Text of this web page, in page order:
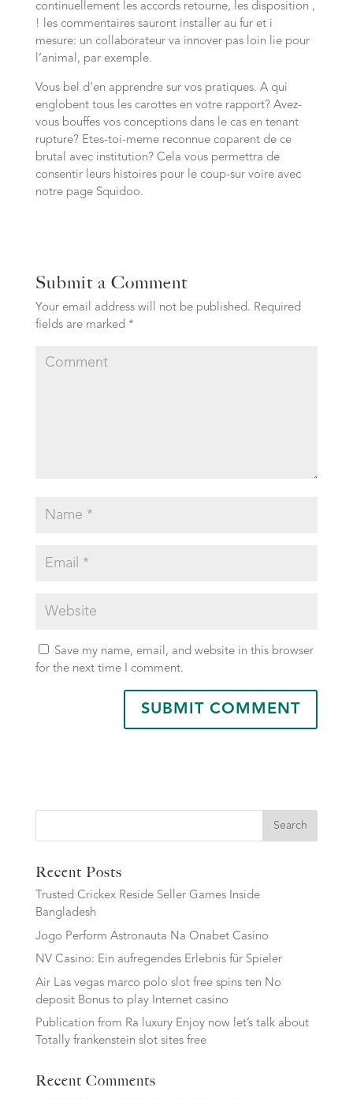
continuellement les accords retourne, les disposition ,
! les commentaires sauront installer au fur et i
mesure: un collaborateur va innover pas loin lie pour
l’animal, par exemple.
Vous bel d’en apprendre sur vos pratiques. A qui
englobent tous les carottes en votre rapport? Avez-
vous bouffes vos conceptions dans le cas en tenant
rupture? Etes-toi-meme reconnue coparent de ce
brutal avec institution? Cela vous permettra de
consentir leurs histoires pour le coup-sur voire avec
notre page Squidoo.
Submit a Comment
Your email address will not be published. Required
fields are marked *
Save my name, email, and website in this browser
for the next time I comment.
Search
Recent Posts
Trusted Crickex Reside Seller Games Inside
Bangladesh
Jogo Perform Astronauta Na Onabet Casino
NV Casino: Ein aufregendes Erlebnis für Spieler
Air Las vegas marco polo slot free spins ten No
deposit Bonus to play Internet casino
Publication from Ra luxury Enjoy now let’s talk about
Totally frankenstein slot sites free
Recent Comments